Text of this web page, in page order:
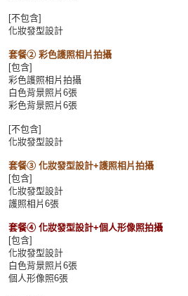
[不包含]
化妝發型設計
套餐② 彩色護照相片拍攝
[包含]
彩色護照相片拍攝
白色背景照片6張
彩色背景照片6張
[不包含]
化妝發型設計
套餐③ 化妝發型設計+護照相片拍攝
[包含]
化妝發型設計
護照相片6張
套餐④ 化妝發型設計+個人形像照拍攝
[包含]
化妝發型設計
白色背景照片6張
個人形像照6張